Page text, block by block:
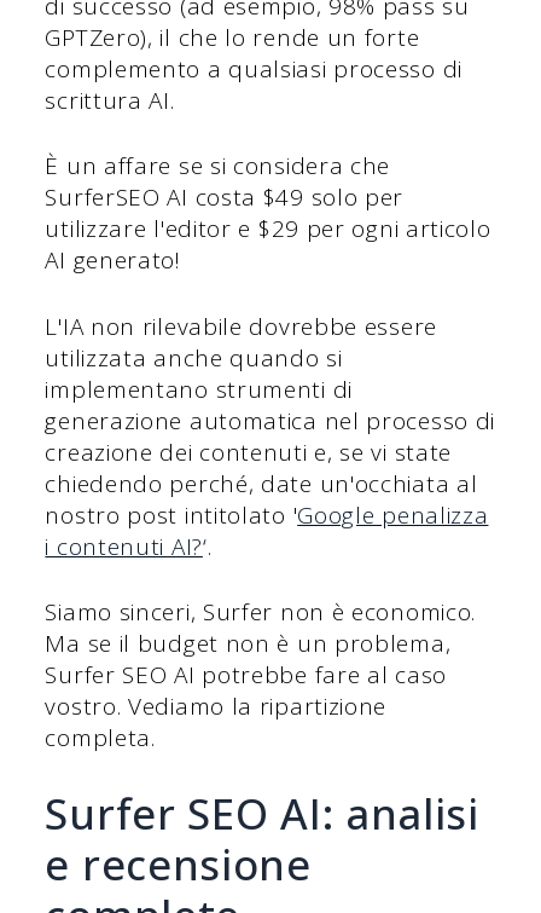
GPTZero), il che lo rende un forte
complemento a qualsiasi processo di
scrittura AI.
È un affare se si considera che
SurferSEO AI costa $49 solo per
utilizzare l'editor e $29 per ogni articolo
AI generato!
L'IA non rilevabile dovrebbe essere
utilizzata anche quando si
implementano strumenti di
generazione automatica nel processo di
creazione dei contenuti e, se vi state
chiedendo perché, date un'occhiata al
nostro post intitolato 'Google penalizza
i contenuti AI?‘.
Siamo sinceri, Surfer non è economico.
Ma se il budget non è un problema,
Surfer SEO AI potrebbe fare al caso
vostro. Vediamo la ripartizione
completa.
Surfer SEO AI: analisi
e recensione